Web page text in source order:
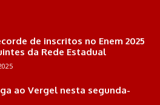
de inscritos no Enem 2025
da Rede Estadual
ao Vergel nesta segunda-